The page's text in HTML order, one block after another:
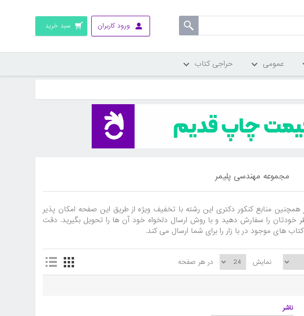
ورود کاربران سبد خرید
عمومی حراجی کتاب
مجموعه مهندسی پلیمر
منابع کنکور دکتری این رشته با تخفیف ویژه از طریق این صفحه امکان پذیر
خودتان را سفارش دهید و با روش ارسال دلخواه خود آن ها را تحویل بگیرید. دقت
نمایش در هر صفحه
ناشر